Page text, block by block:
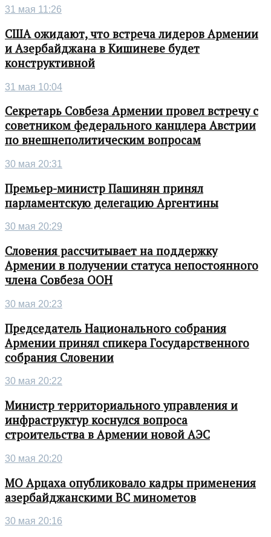
31 мая 11:26
США ожидают, что встреча лидеров Армении
и Азербайджана в Кишиневе будет
конструктивной
31 мая 10:04
Секретарь Совбеза Армении провел встречу с
советником федерального канцлера Австрии
по внешнеполитическим вопросам
30 мая 20:31
Премьер-министр Пашинян принял
парламентскую делегацию Аргентины
30 мая 20:29
Словения рассчитывает на поддержку
Армении в получении статуса непостоянного
члена Совбеза ООН
30 мая 20:23
Председатель Национального собрания
Армении принял спикера Государственного
собрания Словении
30 мая 20:22
Министр территориального управления и
инфраструктур коснулся вопроса
строительства в Армении новой АЭС
30 мая 20:20
МО Арцаха опубликовало кадры применения
азербайджанскими ВС минометов
30 мая 20:16